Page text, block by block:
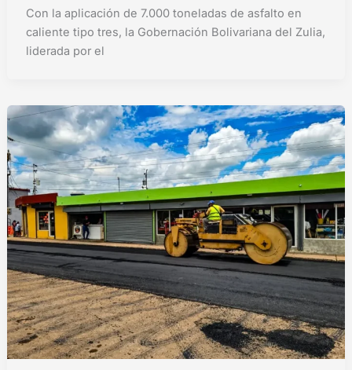
Con la aplicación de 7.000 toneladas de asfalto en
caliente tipo tres, la Gobernación Bolivariana del Zulia,
liderada por el